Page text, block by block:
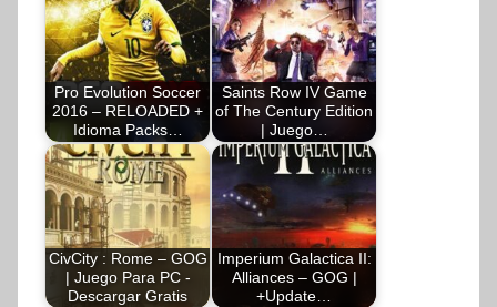
Pro Evolution Soccer
2016 – RELOADED +
Idioma Packs…
Saints Row IV Game
of The Century Edition
| Juego…
CivCity : Rome – GOG
| Juego Para PC -
Descargar Gratis
Imperium Galactica II:
Alliances – GOG |
+Update…